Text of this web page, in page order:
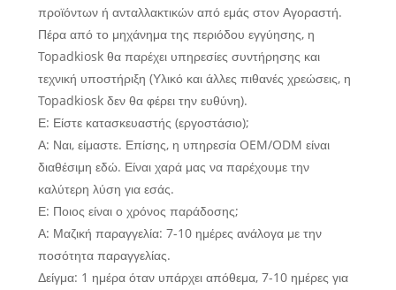
προϊόντων ή ανταλλακτικών από εμάς στον Αγοραστή.
Πέρα από το μηχάνημα της περιόδου εγγύησης, η
Topadkiosk θα παρέχει υπηρεσίες συντήρησης και
τεχνική υποστήριξη (Υλικό και άλλες πιθανές χρεώσεις, η
Topadkiosk δεν θα φέρει την ευθύνη).
Ε: Είστε κατασκευαστής (εργοστάσιο);
Α: Ναι, είμαστε. Επίσης, η υπηρεσία OEM/ODM είναι
διαθέσιμη εδώ. Είναι χαρά μας να παρέχουμε την
καλύτερη λύση για εσάς.
Ε: Ποιος είναι ο χρόνος παράδοσης;
Α: Μαζική παραγγελία: 7-10 ημέρες ανάλογα με την
ποσότητα παραγγελίας.
Δείγμα: 1 ημέρα όταν υπάρχει απόθεμα, 7-10 ημέρες για